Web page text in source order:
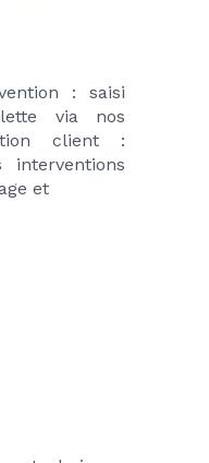
: saisi
via nos
client :
et